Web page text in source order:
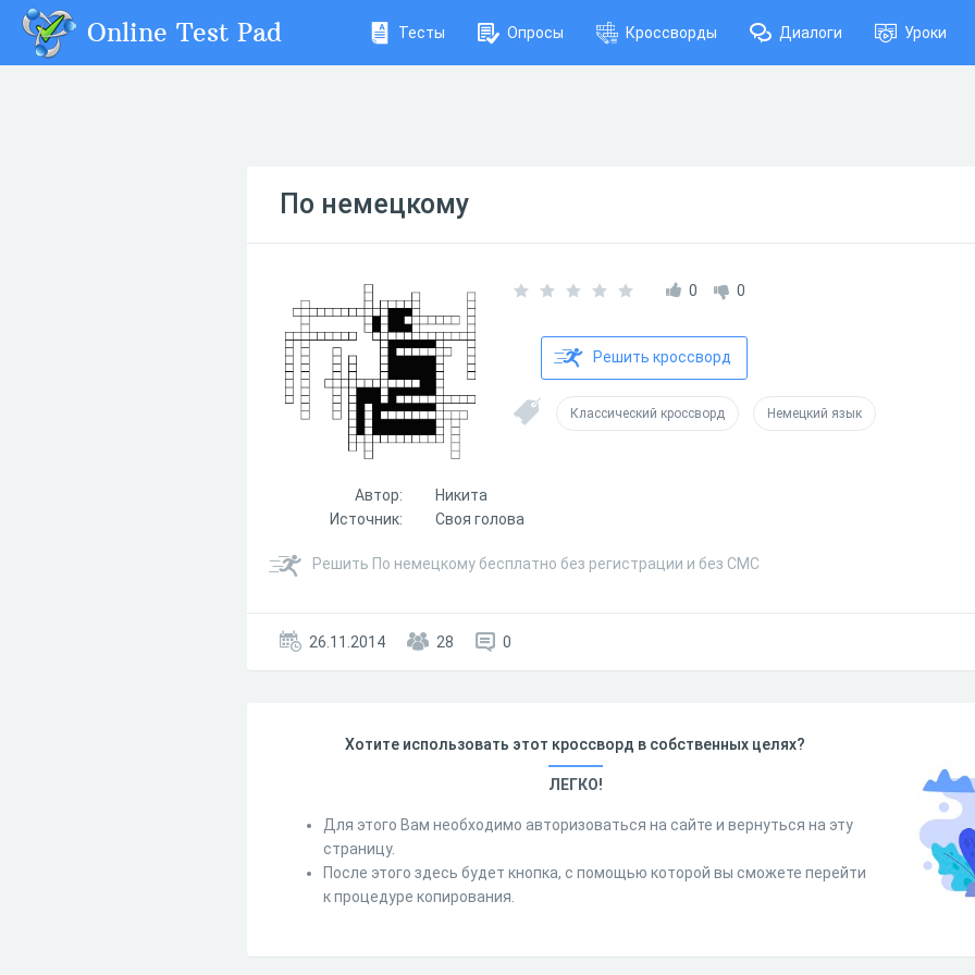
Online Test Pad Тесты Опросы Кроссворды Диалоги Уроки
По немецкому
0 0
Решить кроссворд
Классический кроссворд Немецкий язык
Автор:
Никита
Источник:
Своя голова
Решить По немецкому бесплатно без регистрации и без СМС
26.11.2014 28 0
Хотите использовать этот кроссворд в собственных целях?
ЛЕГКО!
Для этого Вам необходимо авторизоваться на сайте и вернуться на эту
страницу.
После этого здесь будет кнопка, с помощью которой вы сможете перейти
к процедуре копирования.